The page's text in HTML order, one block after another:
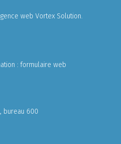
web Vortex Solution.
:formulaire web
bureau 600